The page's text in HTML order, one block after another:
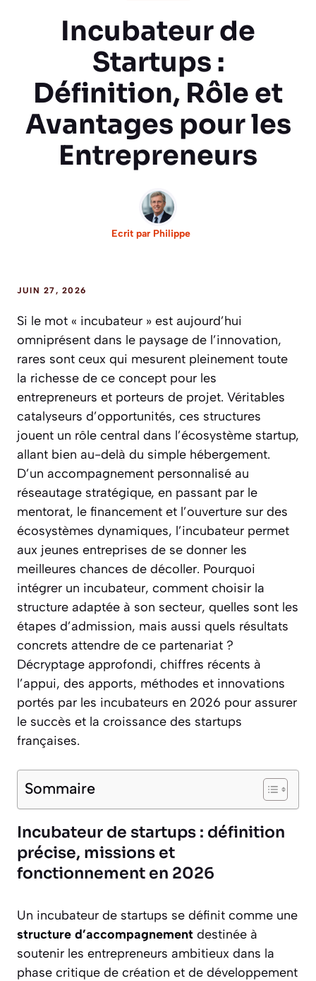
Incubateur de
Startups :
Définition, Rôle et
Avantages pour les
Entrepreneurs
Ecrit par Philippe
JUIN 27, 2026
Si le mot « incubateur » est aujourd’hui
omniprésent dans le paysage de l’innovation,
rares sont ceux qui mesurent pleinement toute
la richesse de ce concept pour les
entrepreneurs et porteurs de projet. Véritables
catalyseurs d’opportunités, ces structures
jouent un rôle central dans l’écosystème startup,
allant bien au-delà du simple hébergement.
D’un accompagnement personnalisé au
réseautage stratégique, en passant par le
mentorat, le financement et l’ouverture sur des
écosystèmes dynamiques, l’incubateur permet
aux jeunes entreprises de se donner les
meilleures chances de décoller. Pourquoi
intégrer un incubateur, comment choisir la
structure adaptée à son secteur, quelles sont les
étapes d’admission, mais aussi quels résultats
concrets attendre de ce partenariat ?
Décryptage approfondi, chiffres récents à
l’appui, des apports, méthodes et innovations
portés par les incubateurs en 2026 pour assurer
le succès et la croissance des startups
françaises.
Sommaire
Incubateur de startups : définition
précise, missions et
fonctionnement en 2026
Un incubateur de startups se définit comme une
structure d’accompagnement destinée à
soutenir les entrepreneurs ambitieux dans la
phase critique de création et de développement